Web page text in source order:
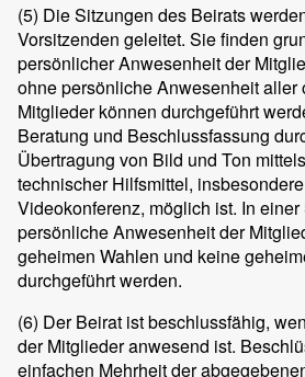
(5) Die Sitzungen des Beirats
Vorsitzenden geleitet. Sie finden
persönlicher Anwesenheit der
ohne persönliche Anwesenheit aller
Mitglieder können durchgeführt
Beratung und Beschlussfassung
Übertragung von Bild und Ton
technischer Hilfsmittel,
Videokonferenz, möglich ist. In
persönliche Anwesenheit der
geheimen Wahlen und keine
durchgeführt werden.
(6) Der Beirat ist beschlussfähig,
der Mitglieder anwesend ist.
einfachen Mehrheit der